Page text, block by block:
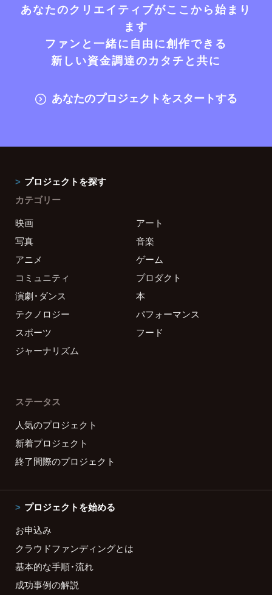
あなたのクリエイティブがここから始まり
ます
ファンと一緒に自由に創作できる
新しい資金調達のカタチと共に
あなたのプロジェクトをスタートする
プロジェクトを探す
カテゴリー
映画
アート
写真
音楽
アニメ
ゲーム
コミュニティ
プロダクト
演劇・ダンス
本
テクノロジー
パフォーマンス
スポーツ
フード
ジャーナリズム
ステータス
人気のプロジェクト
新着プロジェクト
終了間際のプロジェクト
プロジェクトを始める
お申込み
クラウドファンディングとは
基本的な手順・流れ
成功事例の解説